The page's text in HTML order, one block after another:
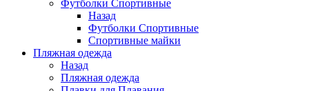
Футболки Спортивные
Назад
Футболки Спортивные
Спортивные майки
Пляжная одежда
Назад
Пляжная одежда